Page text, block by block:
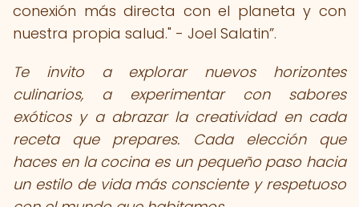
conexión más directa con el planeta y con
nuestra propia salud." - Joel Salatin .
Te invito a explorar nuevos horizontes
culinarios, a experimentar con sabores
exóticos y a abrazar la creatividad en cada
receta que prepares. Cada elección que
haces en la cocina es un pequeño paso hacia
un estilo de vida más consciente y respetuoso